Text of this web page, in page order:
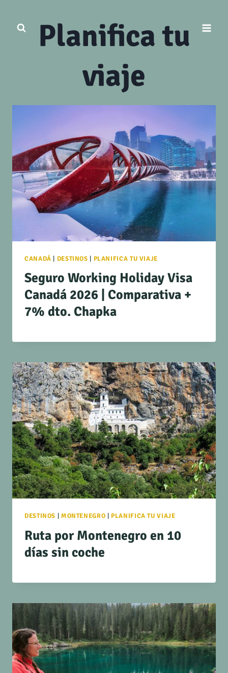
contenido
Planifica tu
viaje
CANADÁ | DESTINOS | PLANIFICA TU VIAJE
Seguro Working Holiday Visa
Canadá 2026 | Comparativa +
7% dto. Chapka
DESTINOS | MONTENEGRO | PLANIFICA TU VIAJE
Ruta por Montenegro en 10
días sin coche